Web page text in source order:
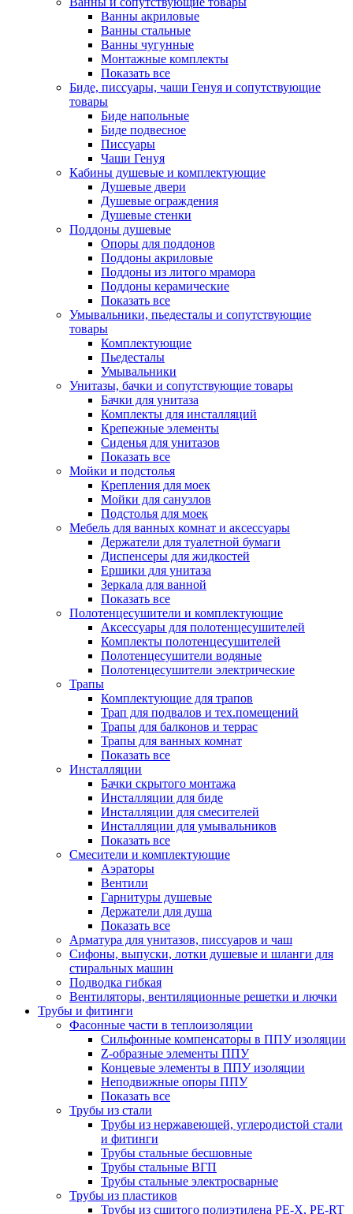
Ванны акриловые
Ванны стальные
Ванны чугунные
Монтажные комплекты
Показать все
Биде, писсуары, чаши Генуя и сопутствующие
товары
Биде напольные
Биде подвесное
Писсуары
Чаши Генуя
Кабины душевые и комплектующие
Душевые двери
Душевые ограждения
Душевые стенки
Поддоны душевые
Опоры для поддонов
Поддоны акриловые
Поддоны из литого мрамора
Поддоны керамические
Показать все
Умывальники, пьедесталы и сопутствующие
товары
Комплектующие
Пьедесталы
Умывальники
Унитазы, бачки и сопутствующие товары
Бачки для унитаза
Комплекты для инсталляций
Крепежные элементы
Сиденья для унитазов
Показать все
Мойки и подстолья
Крепления для моек
Мойки для санузлов
Подстолья для моек
Мебель для ванных комнат и аксессуары
Держатели для туалетной бумаги
Диспенсеры для жидкостей
Ершики для унитаза
Зеркала для ванной
Показать все
Полотенцесушители и комплектующие
Аксессуары для полотенцесушителей
Комплекты полотенцесушителей
Полотенцесушители водяные
Полотенцесушители электрические
Трапы
Комплектующие для трапов
Трап для подвалов и тех.помещений
Трапы для балконов и террас
Трапы для ванных комнат
Показать все
Инсталляции
Бачки скрытого монтажа
Инсталляции для биде
Инсталляции для смесителей
Инсталляции для умывальников
Показать все
Смесители и комплектующие
Аэраторы
Вентили
Гарнитуры душевые
Держатели для душа
Показать все
Арматура для унитазов, писсуаров и чаш
Сифоны, выпуски, лотки душевые и шланги для
стиральных машин
Подводка гибкая
Вентиляторы, вентиляционные решетки и лючки
Трубы и фитинги
Фасонные части в теплоизоляции
Cильфонные компенсаторы в ППУ изоляции
Z-образные элементы ППУ
Концевые элементы в ППУ изоляции
Неподвижные опоры ППУ
Показать все
Трубы из стали
Трубы из нержавеющей, углеродистой стали
и фитинги
Трубы стальные бесшовные
Трубы стальные ВГП
Трубы стальные электросварные
Трубы из пластиков
Трубы из сшитого полиэтилена PE-X, PE-RT